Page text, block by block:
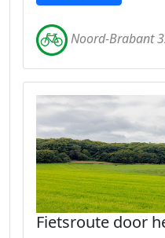
Noord-Brabant
Fietsroute door